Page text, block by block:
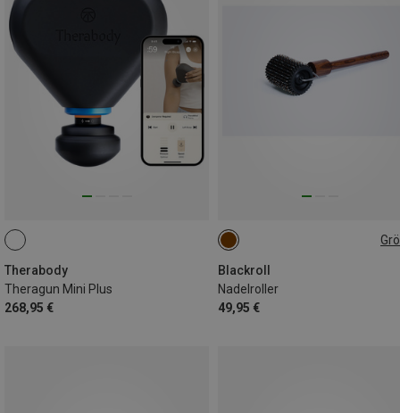
Therabody
Theragun Mini Plus
268,95 €
Blackroll
Nadelroller
49,95 €
ONE SIZE